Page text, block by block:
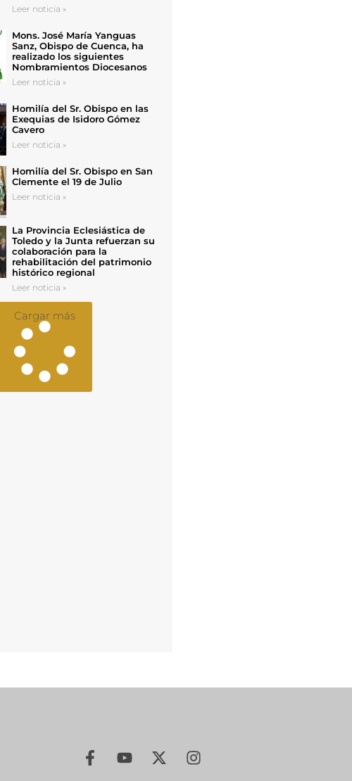
Leer noticia »
Mons. José María Yanguas
Sanz, Obispo de Cuenca, ha
realizado los siguientes
Nombramientos Diocesanos
Leer noticia »
Homilía del Sr. Obispo en las
Exequias de Isidoro Gómez
Cavero
Leer noticia »
Homilía del Sr. Obispo en San
Clemente el 19 de Julio
Leer noticia »
La Provincia Eclesiástica de
Toledo y la Junta refuerzan su
colaboración para la
rehabilitación del patrimonio
histórico regional
Leer noticia »
Cargar más